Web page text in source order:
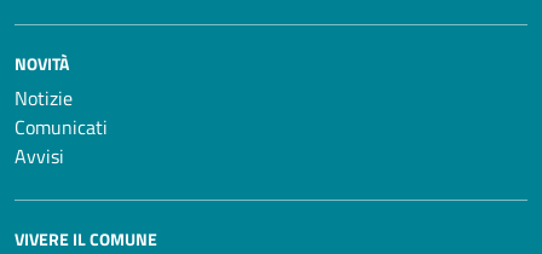
NOVITÀ
Notizie
Comunicati
Avvisi
VIVERE IL COMUNE